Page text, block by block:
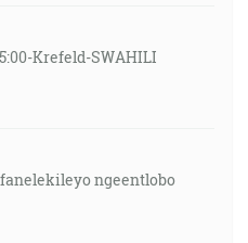
Krefeld-SWAHILI
ngeentlobo